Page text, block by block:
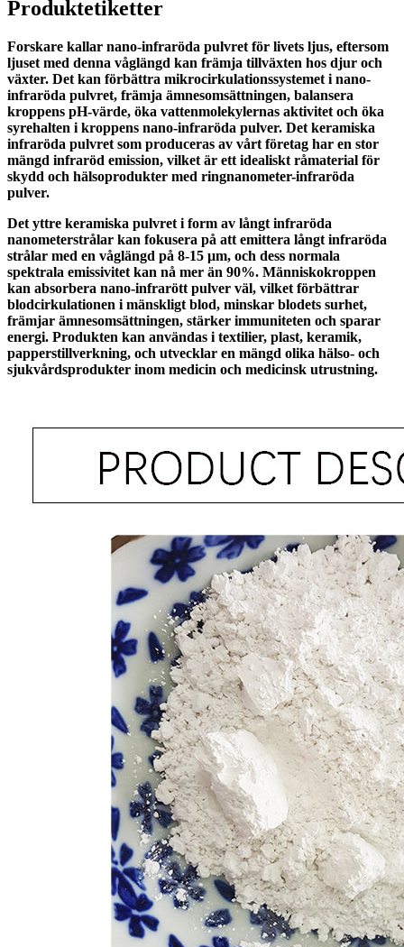
Produktetiketter
Forskare kallar nano-infraröda pulvret för livets ljus, eftersom
ljuset med denna våglängd kan främja tillväxten hos djur och
växter. Det kan förbättra mikrocirkulationssystemet i nano-
infraröda pulvret, främja ämnesomsättningen, balansera
kroppens pH-värde, öka vattenmolekylernas aktivitet och öka
syrehalten i kroppens nano-infraröda pulver. Det keramiska
infraröda pulvret som produceras av vårt företag har en stor
mängd infraröd emission, vilket är ett idealiskt råmaterial för
skydd och hälsoprodukter med ringnanometer-infraröda
pulver.
Det yttre keramiska pulvret i form av långt infraröda
nanometerstrålar kan fokusera på att emittera långt infraröda
strålar med en våglängd på 8-15 μm, och dess normala
spektrala emissivitet kan nå mer än 90%. Människokroppen
kan absorbera nano-infrarött pulver väl, vilket förbättrar
blodcirkulationen i mänskligt blod, minskar blodets surhet,
främjar ämnesomsättningen, stärker immuniteten och sparar
energi. Produkten kan användas i textilier, plast, keramik,
papperstillverkning, och utvecklar en mängd olika hälso- och
sjukvårdsprodukter inom medicin och medicinsk utrustning.